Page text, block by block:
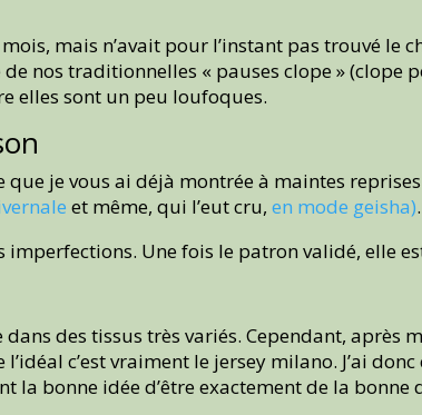
mais n’avait pour l’instant pas trouvé le
nos traditionnelles « pauses clope » (clope
elles sont un peu loufoques.
je vous ai déjà montrée à maintes
et même, qui l’eut cru,en mode geisha).
Une fois le patron validé, elle
des tissus très variés. Cependant, après
c’est vraiment le jersey milano. J’ai
la bonne idée d’être exactement de la